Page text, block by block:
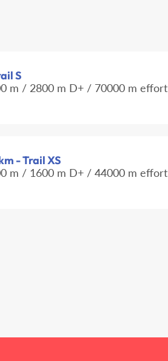
S
m / 2800 m D+ / 70000 m effort
- Trail XS
m / 1600 m D+ / 44000 m effort